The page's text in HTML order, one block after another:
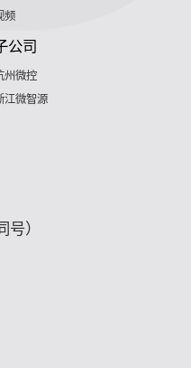
频
公司
州微控
江微智源
）